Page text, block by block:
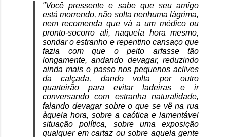
"Você pressente e sabe que seu amigo
está morrendo, não solta nenhuma lágrima,
nem recomenda que vá a um médico ou
pronto-socorro ali, naquela hora mesmo,
sondar o estranho e repentino cansaço que
fazia com que o peito arfasse tão
longamente, andando devagar, reduzindo
ainda mais o passo nos pequenos aclives
da calçada, dando volta por outro
quarteirão para evitar ladeiras e ir
conversando com estranha naturalidade,
falando devagar sobre o que se vê na rua
àquela hora, sobre a caótica e lamentável
situação política, sobre uma exposição
qualquer em cartaz ou sobre aquela gente